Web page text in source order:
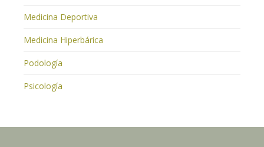
Medicina Deportiva
Medicina Hiperbárica
Podología
Psicología